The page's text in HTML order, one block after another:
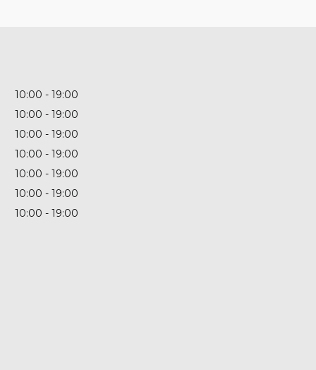
10:00
19:00
10:00
19:00
10:00
19:00
10:00
19:00
10:00
19:00
10:00
19:00
10:00 19:00